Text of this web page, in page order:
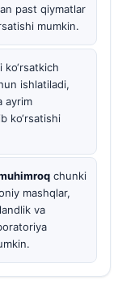
past qiymatlar
mumkin.
ishlatiladi,
ayrim
ko‘rsatishi
chunki
mashqlar,
va